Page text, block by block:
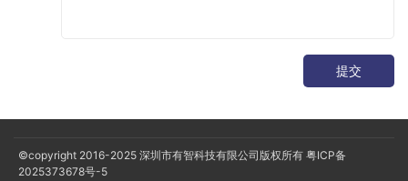
提交
©copyright 2016-2025 深圳市有智科技有限公司版权所有 粤ICP备
2025373678号-5